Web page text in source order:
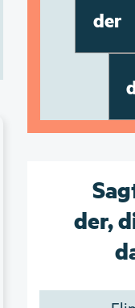
der
der,